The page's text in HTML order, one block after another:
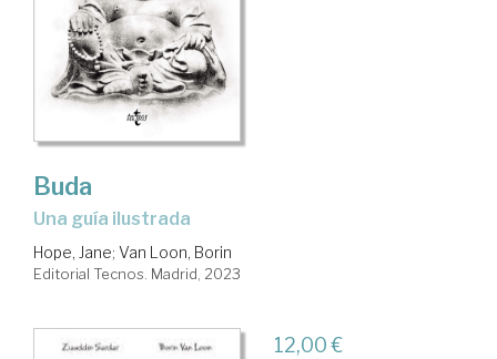
Buda
una guía ilustrada
Hope, Jane; Van Loon, Borin
Editorial Tecnos. Madrid, 2023
12,00 €